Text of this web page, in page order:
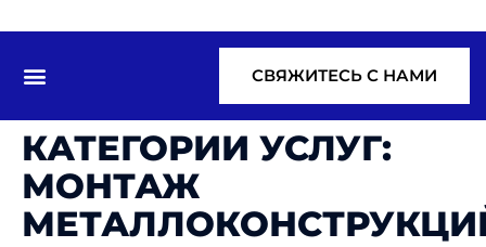
СВЯЖИТЕСЬ С НАМИ
КАТЕГОРИИ УСЛУГ:
МОНТАЖ